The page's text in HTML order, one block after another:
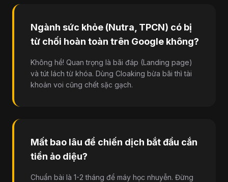
Ngành sức khỏe (Nutra, TPCN) có bị
từ chối hoàn toàn trên Google không?
Không hề! Quan trọng là bãi đáp (Landing page)
và tút lách từ khóa. Dùng Cloaking bừa bãi thì tài
khoản voi cũng chết sặc gạch.
Mất bao lâu để chiến dịch bắt đầu cắn
tiền ảo diệu?
Chuẩn bài là 1-2 tháng để máy học nhuyễn. Đừng